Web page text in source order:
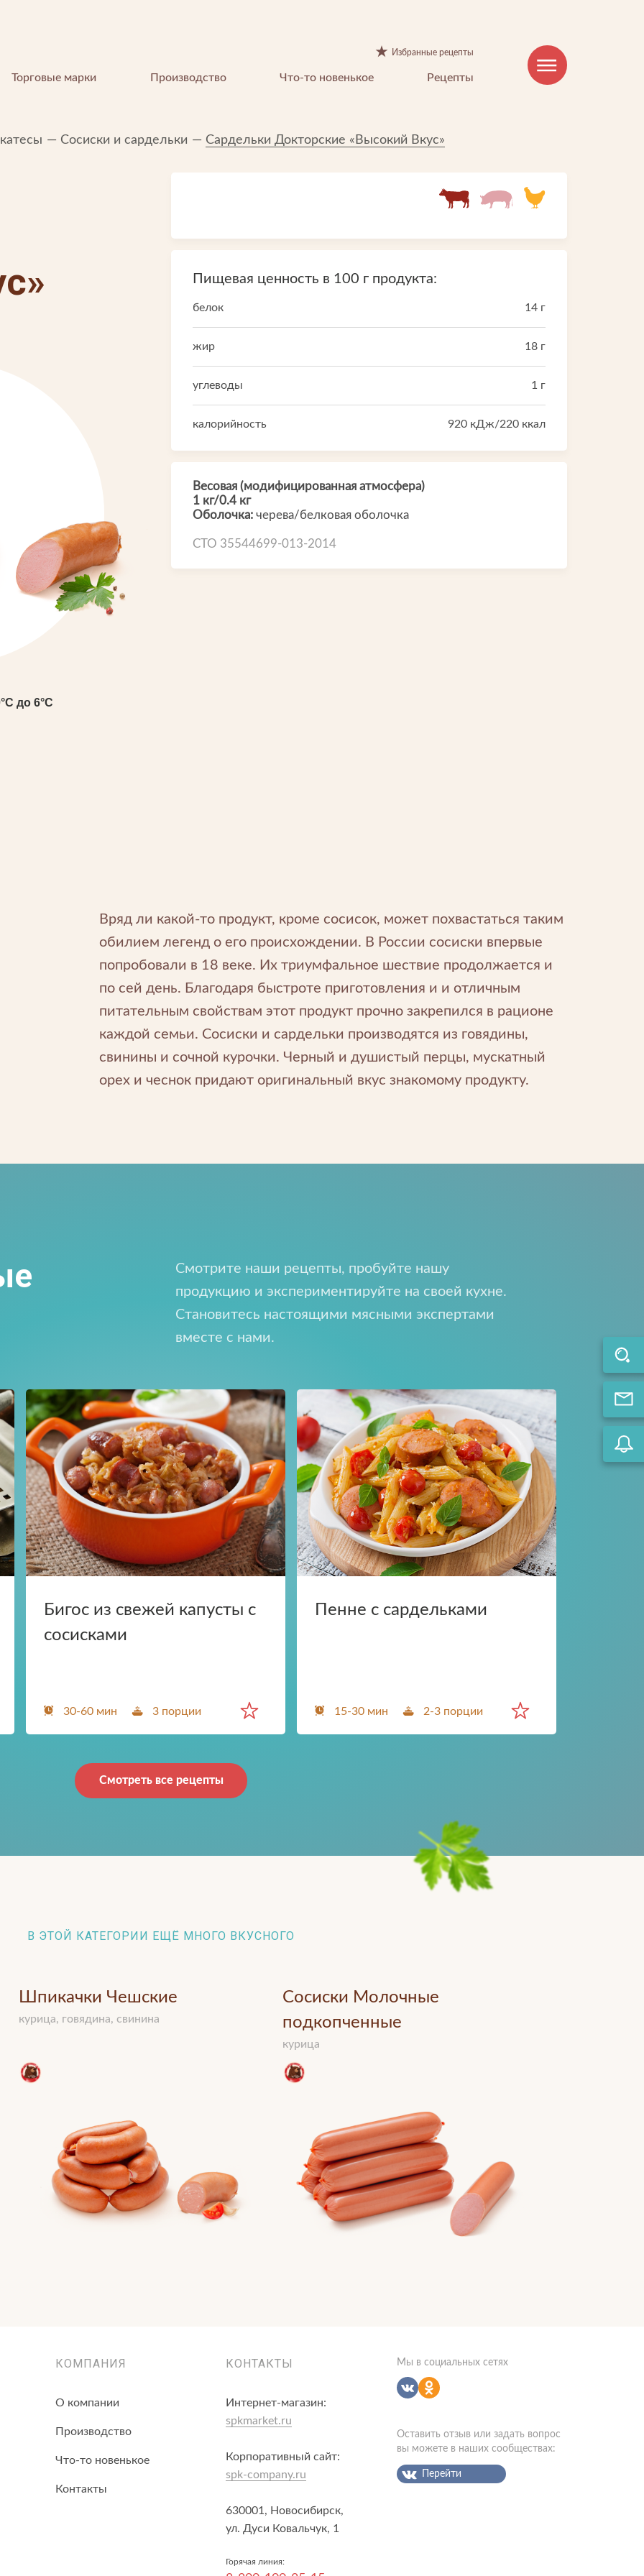
Производство
Горячая линия:
Избранные рецепты
Торговые марки Производство Что-то новенькое Рецепты
Сосиски и сардельки Сардельки Докторские «Высокий Вкус»
до 6°С
Пищевая ценность в 100 г продукта:
белок 14 г
жир 18 г
углеводы 1 г
калорийность 920 кДж/220 ккал
Весовая (модифицированная атмосфера)
1 кг/0.4 кг
Оболочка: черева/белковая оболочка
СТО 35544699-013-2014
Вряд ли какой-то продукт, кроме сосисок, может похвастаться таким
обилием легенд о его происхождении. В России сосиски впервые
попробовали в 18 веке. Их триумфальное шествие продолжается и
по сей день. Благодаря быстроте приготовления и и отличным
питательным свойствам этот продукт прочно закрепился в рационе
каждой семьи. Сосиски и сардельки производятся из говядины,
свинины и сочной курочки. Черный и душистый перцы, мускатный
орех и чеснок придают оригинальный вкус знакомому продукту.
Смотрите наши рецепты, пробуйте нашу
продукцию и экспериментируйте на своей кухне.
Становитесь настоящими мясными экспертами
вместе с нами.
Бигос из свежей капусты с
сосисками
30-60 мин 3 порции
Пенне с сардельками
15-30 мин 2-3 порции
Смотреть все рецепты
В ЭТОЙ КАТЕГОРИИ ЕЩЁ МНОГО ВКУСНОГО
Шпикачки Чешские
курица, говядина, свинина
Сосиски Молочные
подкопченные
курица
КОМПАНИЯ
О компании
Производство
Что-то новенькое
Контакты
КОНТАКТЫ
Интернет-магазин:
spkmarket.ru
Корпоративный сайт:
spk-company.ru
630001, Новосибирск,
ул. Дуси Ковальчук, 1
Горячая линия:
Мы в социальных сетях
Оставить отзыв или задать вопрос
вы можете в наших сообществах:
Перейти
Отправить
Нажимая кнопку «Отправить», вы принимаете
пользовательского соглашения
Прикрепить файл Загрузите файлы в формате jpg, docx, doc, pdf.
Отправить
Нажимая на кнопку, я принимаю условия
соглашения.
на новости
будем присылать вам только самое важное
Отправить
Нажимая на кнопку, я принимаю условия
соглашения.